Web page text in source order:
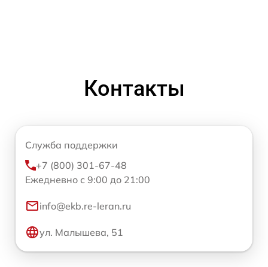
Контакты
Служба поддержки
+7 (800) 301-67-48
Ежедневно с 9:00 до 21:00
info@ekb.re-leran.ru
ул. Малышева, 51